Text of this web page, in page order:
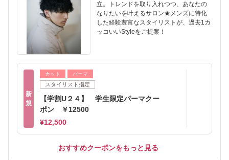
立。トレンドを取り入れつつ、あなたの
なりたいを叶えるサロン★メンズに特化
した経験豊富なスタイリストが、過去1カ
ッコいいStyleをご提案！
新
規
カット パーマ
スタイリスト指定
【学割U２４】 学生限定パーマクー
ポン ￥12500
¥12,500
おすすめクーポンをもっと見る